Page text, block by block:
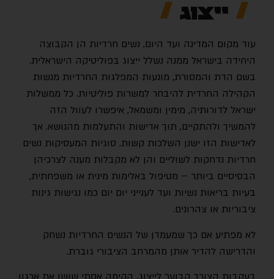
ייצוג
עוד מקום המדינה ועד היום, נשים חרדיות הן הקבוצה
היחידה בישראל ממנה נשלל ייצוג בפוליטיקה הישראלית.
בשם הדת והמסורת, מונעות המפלגות החרדיות מנשות
הקהילה החרדית להיבחר למשרות פוליטיות. כל ממשלות
ישראל לדורותיה, מימין ומשמאל, איפשרו לעוול הזה
להמשיך ולהתקיים, תוך אדישות והתעלמות מהנושא. אך
לאדישות הזו ישנן השלכות קשות. סוגיות המעסיקות נשים
חרדיות נדחקות לשוליים והן לא מקבלות מענה לצרכיהן
הבסיסיים ביותר – מטיפול באלימות מינית או משפחתית,
בעיות בריאות נשיות ועד לענייני יום יום כמו נגישות גינות
ציבוריות או צהרונים.
לא מפתיע אם כך שמעמדן של הנשים החרדיות נשחק
והדרישה להדיר אותן מהמרחב הציבורי גוברת.